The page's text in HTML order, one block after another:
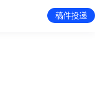
稿件投递